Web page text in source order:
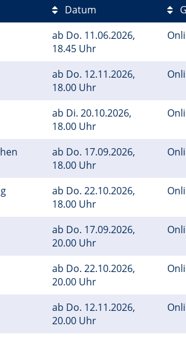
Datum
ab Do. 11.06.2026,
18.45 Uhr
ab Do. 12.11.2026,
18.00 Uhr
ab Di. 20.10.2026,
18.00 Uhr
ab Do. 17.09.2026,
18.00 Uhr
ab Do. 22.10.2026,
18.00 Uhr
ab Do. 17.09.2026,
20.00 Uhr
ab Do. 22.10.2026,
20.00 Uhr
ab Do. 12.11.2026,
20.00 Uhr